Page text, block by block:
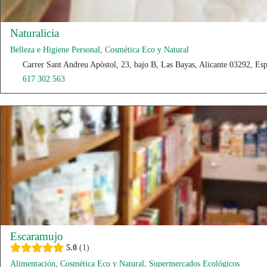
Naturalicia
Belleza e Higiene Personal Cosmética Eco y Natural
Carrer Sant Andreu Apòstol, 23, bajo B, Las Bayas, Alicante 03292,
617 302 563
Escaramujo
5.0 1
Alimentación Cosmética Eco y Natural Supermercados Ecológicos